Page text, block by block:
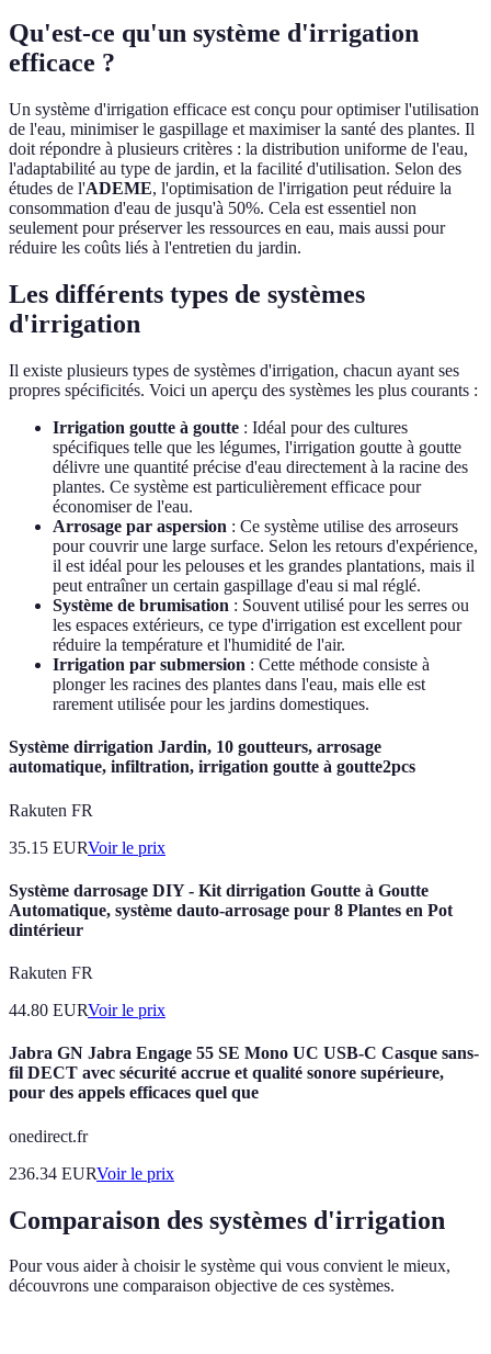
Qu'est-ce qu'un système d'irrigation
efficace ?
Un système d'irrigation efficace est conçu pour optimiser l'utilisation
de l'eau, minimiser le gaspillage et maximiser la santé des plantes. Il
doit répondre à plusieurs critères : la distribution uniforme de l'eau,
l'adaptabilité au type de jardin, et la facilité d'utilisation. Selon des
études de l'ADEME, l'optimisation de l'irrigation peut réduire la
consommation d'eau de jusqu'à 50%. Cela est essentiel non
seulement pour préserver les ressources en eau, mais aussi pour
réduire les coûts liés à l'entretien du jardin.
Les différents types de systèmes
d'irrigation
Il existe plusieurs types de systèmes d'irrigation, chacun ayant ses
propres spécificités. Voici un aperçu des systèmes les plus courants :
Irrigation goutte à goutte : Idéal pour des cultures
spécifiques telle que les légumes, l'irrigation goutte à goutte
délivre une quantité précise d'eau directement à la racine des
plantes. Ce système est particulièrement efficace pour
économiser de l'eau.
Arrosage par aspersion : Ce système utilise des arroseurs
pour couvrir une large surface. Selon les retours d'expérience,
il est idéal pour les pelouses et les grandes plantations, mais il
peut entraîner un certain gaspillage d'eau si mal réglé.
Système de brumisation : Souvent utilisé pour les serres ou
les espaces extérieurs, ce type d'irrigation est excellent pour
réduire la température et l'humidité de l'air.
Irrigation par submersion : Cette méthode consiste à
plonger les racines des plantes dans l'eau, mais elle est
rarement utilisée pour les jardins domestiques.
Système dirrigation Jardin, 10 goutteurs, arrosage
automatique, infiltration, irrigation goutte à goutte2pcs
Rakuten FR
35.15 EURVoir le prix
Système darrosage DIY - Kit dirrigation Goutte à Goutte
Automatique, système dauto-arrosage pour 8 Plantes en Pot
dintérieur
Rakuten FR
44.80 EURVoir le prix
Jabra GN Jabra Engage 55 SE Mono UC USB-C Casque sans-
fil DECT avec sécurité accrue et qualité sonore supérieure,
pour des appels efficaces quel que
onedirect.fr
236.34 EURVoir le prix
Comparaison des systèmes d'irrigation
Pour vous aider à choisir le système qui vous convient le mieux,
découvrons une comparaison objective de ces systèmes.